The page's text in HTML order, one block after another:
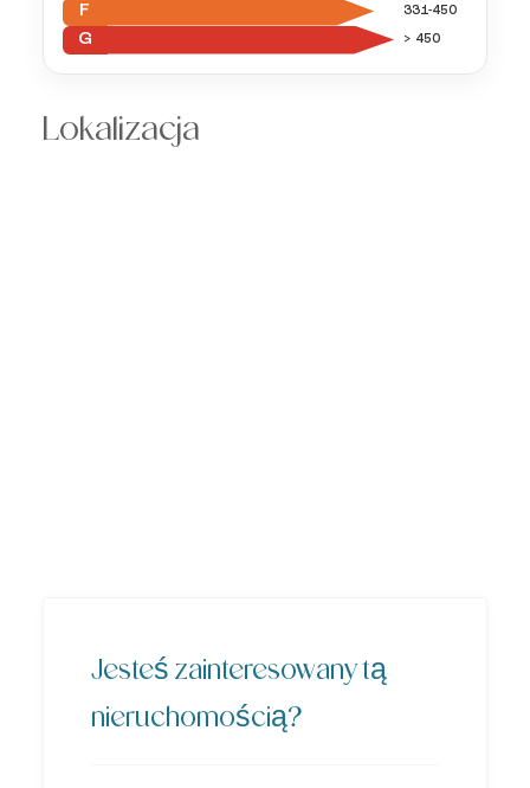
F 331-450
G > 450
Lokalizacja
Jesteś zainteresowany tą
nieruchomością?